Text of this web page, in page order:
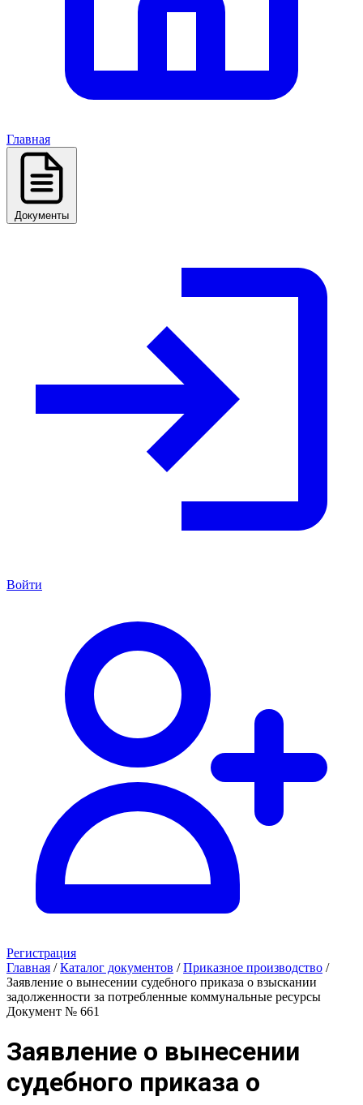
Главная
Документы
Войти
Регистрация
Главная / Каталог документов / Приказное производство /
Заявление о вынесении судебного приказа о взыскании
задолженности за потребленные коммунальные ресурсы
Документ № 661
Заявление о вынесении
судебного приказа о